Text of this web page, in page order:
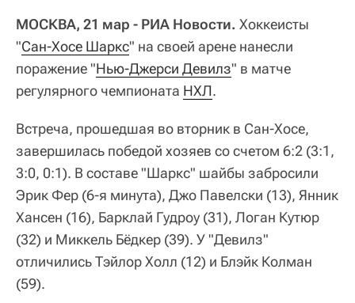
МОСКВА, 21 мар - РИА Новости. Хоккеисты
"Сан-Хосе Шаркс" на своей арене нанесли
поражение "Нью-Джерси Девилз" в матче
регулярного чемпионата НХЛ.
Встреча, прошедшая во вторник в Сан-Хосе,
завершилась победой хозяев со счетом 6:2 (3:1,
3:0, 0:1). В составе "Шаркс" шайбы забросили
Эрик Фер (6-я минута), Джо Павелски (13), Янник
Хансен (16), Барклай Гудроу (31), Логан Кутюр
(32) и Миккель Бёдкер (39). У "Девилз"
отличились Тэйлор Холл (12) и Блэйк Колман
(59).